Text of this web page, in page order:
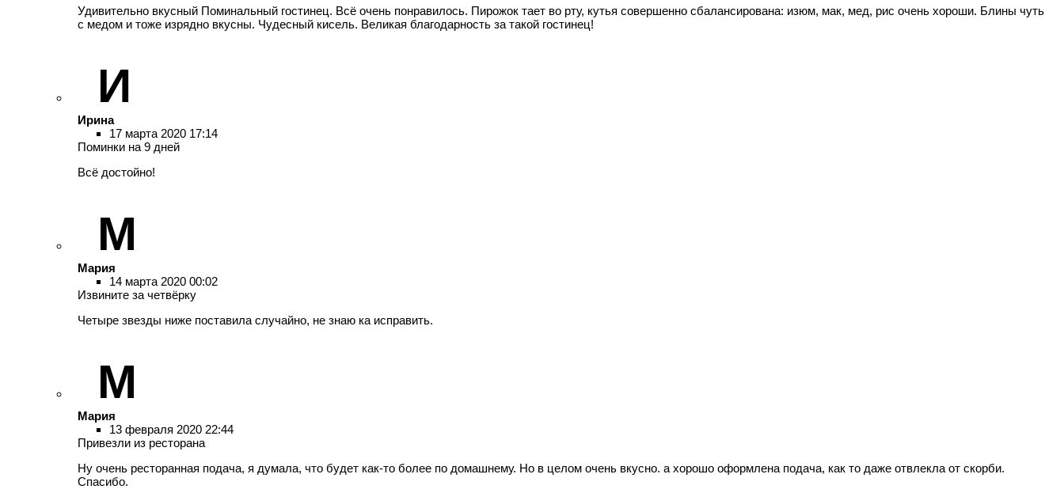
Удивительно вкусный Поминальный гостинец. Всё очень понравилось. Пирожок тает во рту, кутья совершенно сбалансирована: изюм, мак, мед, рис очень хороши. Блины чуть
с медом и тоже изрядно вкусны. Чудесный кисель. Великая благодарность за такой гостинец!
И
Ирина
17 марта 2020 17:14
Поминки на 9 дней
Всё достойно!
М
Мария
14 марта 2020 00:02
Извините за четвёрку
Четыре звезды ниже поставила случайно, не знаю ка исправить.
М
Мария
13 февраля 2020 22:44
Привезли из ресторана
Ну очень ресторанная подача, я думала, что будет как-то более по домашнему. Но в целом очень вкусно. а хорошо оформлена подача, как то даже отвлекла от скорби.
Спасибо.